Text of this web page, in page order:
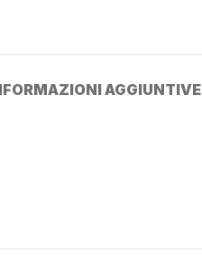
AGGIUNTIVE